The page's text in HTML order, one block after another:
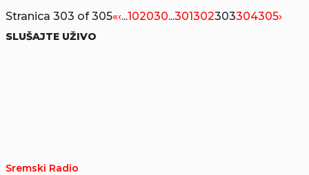
Stranica 303 of 305«‹...102030...301302303304305›
SLUŠAJTE UŽIVO
Sremski Radio